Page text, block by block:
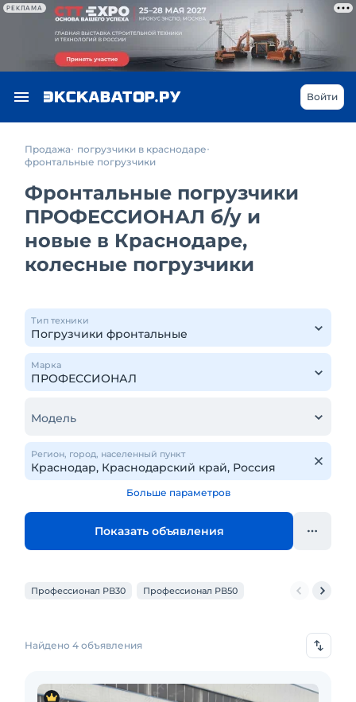
РЕКЛАМА
Войти
Продажа
погрузчики в краснодаре
фронтальные погрузчики
Фронтальные погрузчики
ПРОФЕССИОНАЛ б/у и
новые в Краснодаре,
колесные погрузчики
Тип техники
Марка
Модель
Регион, город, населенный пункт
Больше параметров
Показать объявления
Профессионал РВ30 Профессионал РВ50
Найдено 4 объявления